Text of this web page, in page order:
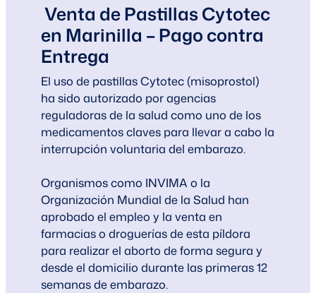
Venta de Pastillas Cytotec
en Marinilla – Pago contra
Entrega
El uso de pastillas Cytotec (misoprostol)
ha sido autorizado por agencias
reguladoras de la salud como uno de los
medicamentos claves para llevar a cabo la
interrupción voluntaria del embarazo.
Organismos como INVIMA o la
Organización Mundial de la Salud han
aprobado el empleo y la venta en
farmacias o droguerías de esta píldora
para realizar el aborto de forma segura y
desde el domicilio durante las primeras 12
semanas de embarazo.